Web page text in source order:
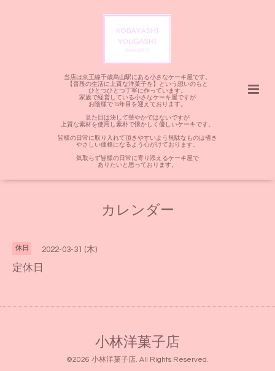
当店は京王線千歳烏山駅にある小さなケーキ屋です。
【普段の生活に上質な洋菓子を】という想いのもと
ひとつひとつ丁寧に作っています。
家族で経営している小さなケーキ屋ですが
お陰様で15年目を迎えております。
見た目は決して華やかではないですが
上質な素材を使用し素朴で懐かしく優しいケーキです。
皆様の日常に取り入れて頂きやすいよう無駄なものは省き
やさしい価格になるよう心がけております。
気取らず皆様の日常に寄り添えるケーキ屋で
ありたいと思っております。
カレンダー
休日 2022-03-31 (木)
定休日
小林洋菓子店
©2026 小林洋菓子店. All Rights Reserved.